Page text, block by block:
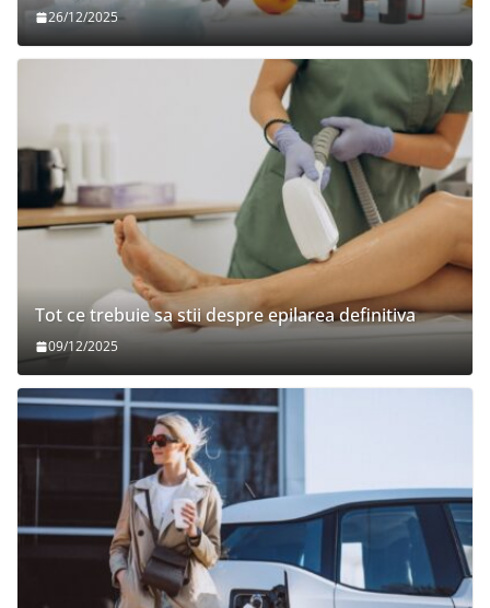
26/12/2025
Tot ce trebuie sa stii despre epilarea definitiva
09/12/2025